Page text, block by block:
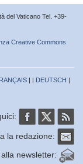
del Vaticano Tel. +39-
Creative Commons
| | DEUTSCH |
la redazione:
newsletter: